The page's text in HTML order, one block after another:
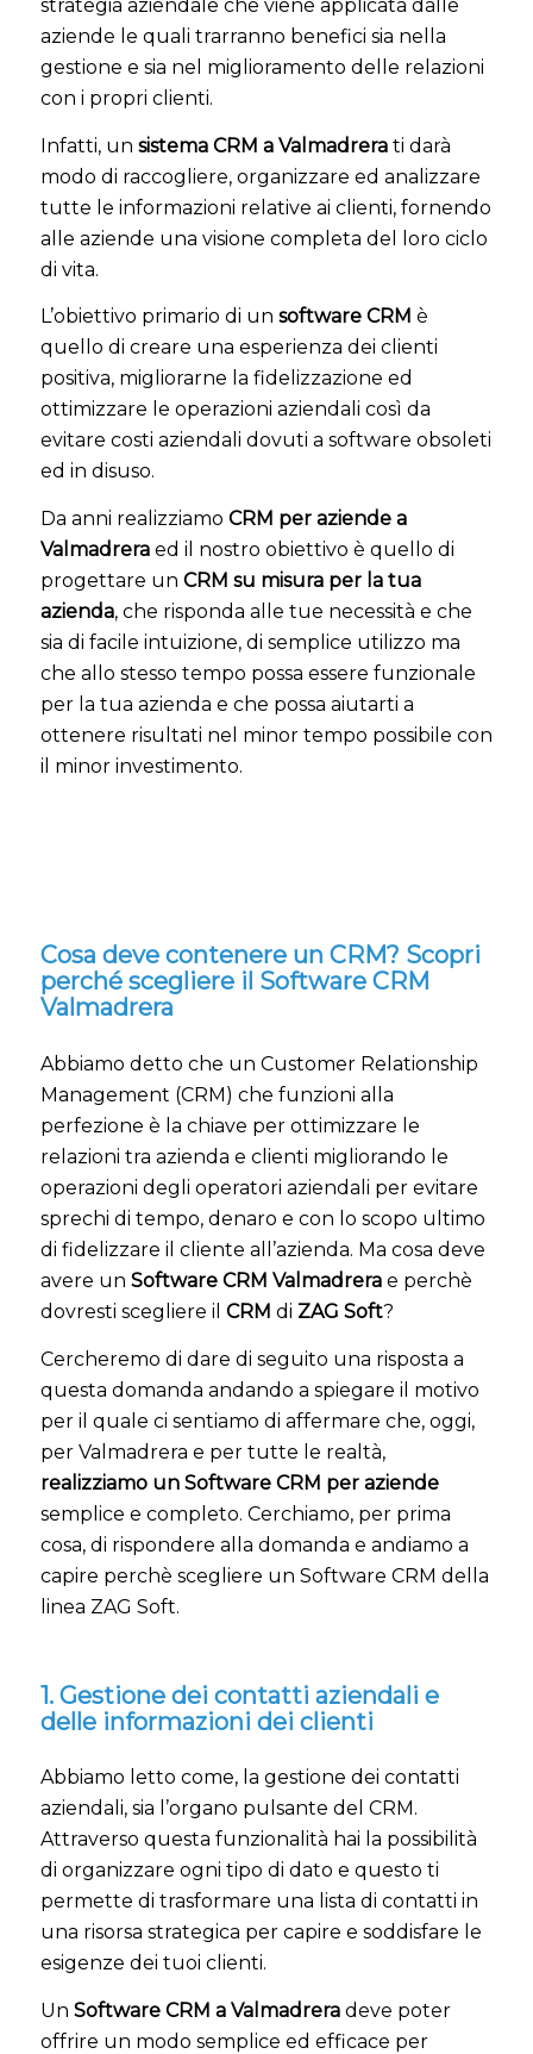
strategia aziendale che viene applicata dalle
aziende le quali trarranno benefici sia nella
gestione e sia nel miglioramento delle relazioni
con i propri clienti.
Infatti, un sistema CRM a Valmadrera ti darà
modo di raccogliere, organizzare ed analizzare
tutte le informazioni relative ai clienti, fornendo
alle aziende una visione completa del loro ciclo
di vita.
L’obiettivo primario di un software CRM è
quello di creare una esperienza dei clienti
positiva, migliorarne la fidelizzazione ed
ottimizzare le operazioni aziendali così da
evitare costi aziendali dovuti a software obsoleti
ed in disuso.
Da anni realizziamo CRM per aziende a
Valmadrera ed il nostro obiettivo è quello di
progettare un CRM su misura per la tua
azienda, che risponda alle tue necessità e che
sia di facile intuizione, di semplice utilizzo ma
che allo stesso tempo possa essere funzionale
per la tua azienda e che possa aiutarti a
ottenere risultati nel minor tempo possibile con
il minor investimento.
Cosa deve contenere un CRM? Scopri
perché scegliere il Software CRM
Valmadrera
Abbiamo detto che un Customer Relationship
Management (CRM) che funzioni alla
perfezione è la chiave per ottimizzare le
relazioni tra azienda e clienti migliorando le
operazioni degli operatori aziendali per evitare
sprechi di tempo, denaro e con lo scopo ultimo
di fidelizzare il cliente all’azienda. Ma cosa deve
avere un Software CRM Valmadrerae perchè
dovresti scegliere il CRM di ZAG Soft?
Cercheremo di dare di seguito una risposta a
questa domanda andando a spiegare il motivo
per il quale ci sentiamo di affermare che, oggi,
per Valmadrera e per tutte le realtà,
realizziamo un Software CRM per aziende
semplice e completo. Cerchiamo, per prima
cosa, di rispondere alla domanda e andiamo a
capire perchè scegliere un Software CRM della
linea ZAG Soft.
1. Gestione dei contatti aziendali e
delle informazioni dei clienti
Abbiamo letto come, la gestione dei contatti
aziendali, sia l’organo pulsante del CRM.
Attraverso questa funzionalità hai la possibilità
di organizzare ogni tipo di dato e questo ti
permette di trasformare una lista di contatti in
una risorsa strategica per capire e soddisfare le
esigenze dei tuoi clienti.
Un Software CRM a Valmadreradeve poter
offrire un modo semplice ed efficace per